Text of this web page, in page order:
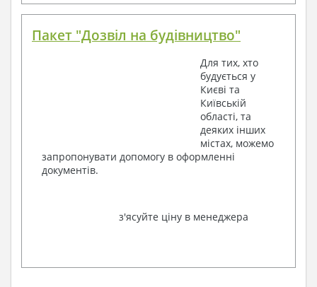
Пакет "Дозвіл на будівництво"
Для тих, хто
будується у
Києві та
Київській
області, та
деяких інших
містах, можемо
запропонувати допомогу в оформленні
документів.
з'ясуйте ціну в менеджера